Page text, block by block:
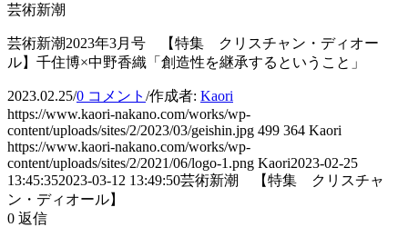
芸術新潮
芸術新潮2023年3月号 【特集 クリスチャン・ディオー
ル】千住博×中野香織「創造性を継承するということ」
2023.02.25/0 コメント /作成者: Kaori
https://www.kaori-nakano.com/works/wp-
content/uploads/sites/2/2023/03/geishin.jpg 499 364 Kaori
https://www.kaori-nakano.com/works/wp-
content/uploads/sites/2/2021/06/logo-1.png Kaori2023-02-25
13:45:352023-03-12 13:49:50芸術新潮 【特集 クリスチャ
ン・ディオール】
0 返信